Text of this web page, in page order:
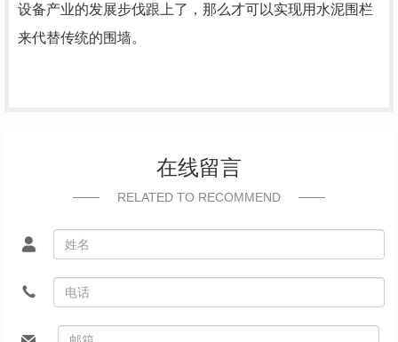
设备产业的发展步伐跟上了，那么才可以实现用水泥围栏
来代替传统的围墙。
在线留言
RELATED TO RECOMMEND